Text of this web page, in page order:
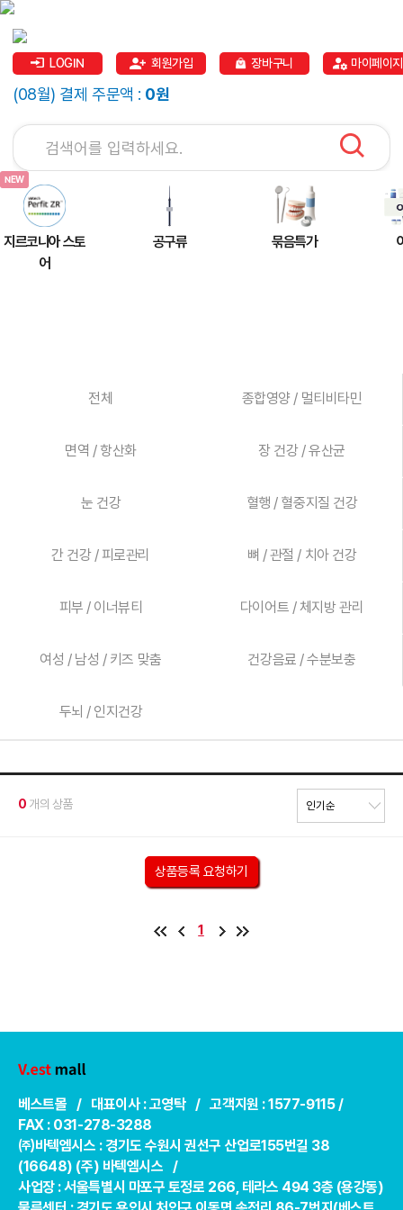
LOGIN 회원가입 장바구니 마이페이지
(08월) 결제 주문액 : 0원
지르코니아 스토
어
공구류 묶음특가
전체 종합영양 / 멀티비타민
면역 / 항산화 장 건강 / 유산균
눈 건강 혈행 / 혈중지질 건강
간 건강 / 피로관리 뼈 / 관절 / 치아 건강
피부 / 이너뷰티 다이어트 / 체지방 관리
여성 / 남성 / 키즈 맞춤 건강음료 / 수분보충
두뇌 / 인지건강
0 개의 상품
상품등록 요청하기
1
베스트몰 / 대표이사 : 고영탁 / 고객지원 : 1577-9115 /
FAX : 031-278-3288
㈜바텍엠시스 : 경기도 수원시 권선구 산업로155번길 38
(16648) (주) 바텍엠시스 /
사업장 : 서울특별시 마포구 토정로 266, 테라스 494 3층 (용강동)